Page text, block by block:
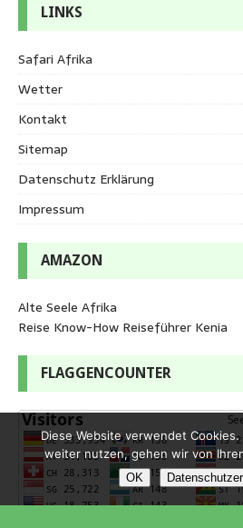
LINKS
Safari Afrika
Wetter
Kontakt
Sitemap
Datenschutz Erklärung
Impressum
AMAZON
Alte Seele Afrika
Reise Know-How Reiseführer Kenia
FLAGGENCOUNTER
Diese Website verwendet Cookies.
weiter nutzen, gehen wir von
OK